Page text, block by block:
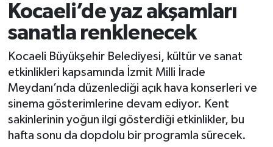
Kocaeli’de yaz akşamları
sanatla renklenecek
Kocaeli Büyükşehir Belediyesi, kültür ve sanat
etkinlikleri kapsamında İzmit Milli İrade
Meydanı’nda düzenlediği açık hava konserleri ve
sinema gösterimlerine devam ediyor. Kent
sakinlerinin yoğun ilgi gösterdiği etkinlikler, bu
hafta sonu da dopdolu bir programla sürecek.
Tüm Manşetler
Son Dakika Haberleri
Haber Arşivi